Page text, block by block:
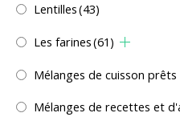
Lentilles(43)
Les farines(61)
Mélanges de cuisson
Mélanges de recettes et